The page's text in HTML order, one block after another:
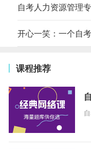
自考人力资源管理
开心一笑：一个自
课程推荐